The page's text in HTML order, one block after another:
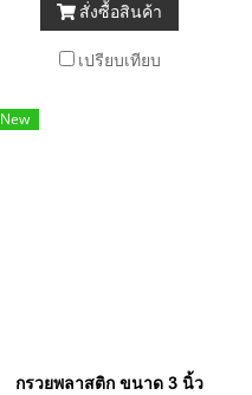
สั่งซื้อสินค้า
เปรียบเทียบ
New
กรวยพลาสติก ขนาด 3 นิ้ว